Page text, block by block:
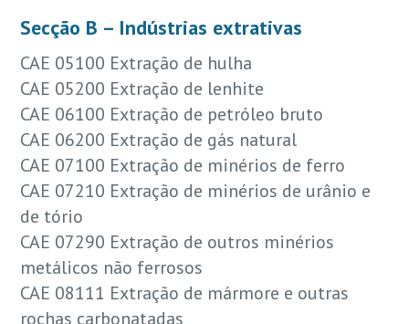
Secção B – Indústrias extrativas
CAE 05100 Extração de hulha
CAE 05200 Extração de lenhite
CAE 06100 Extração de petróleo bruto
CAE 06200 Extração de gás natural
CAE 07100 Extração de minérios de ferro
CAE 07210 Extração de minérios de urânio e
de tório
CAE 07290 Extração de outros minérios
metálicos não ferrosos
CAE 08111 Extração de mármore e outras
rochas carbonatadas